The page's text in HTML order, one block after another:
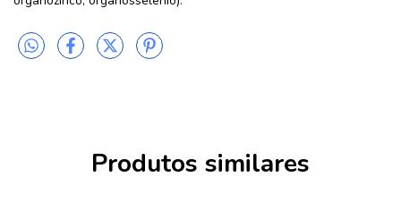
Produtos similares